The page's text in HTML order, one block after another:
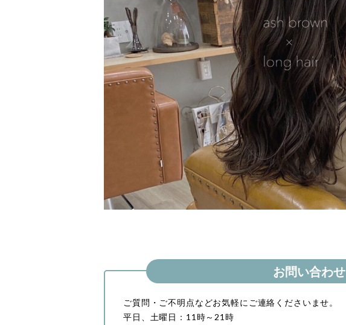
お問い合わせ
ご質問・ご不明点などお気軽にご連絡くださいませ。
平日、土曜日：11時～21時